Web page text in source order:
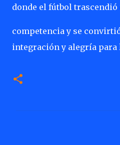
donde el fútbol trascendió
competencia y se
integración y alegría para